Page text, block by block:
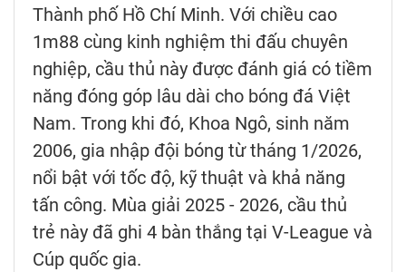
Thành phố Hồ Chí Minh. Với chiều cao
1m88 cùng kinh nghiệm thi đấu chuyên
nghiệp, cầu thủ này được đánh giá có tiềm
năng đóng góp lâu dài cho bóng đá Việt
Nam. Trong khi đó, Khoa Ngô, sinh năm
2006, gia nhập đội bóng từ tháng 1/2026,
nổi bật với tốc độ, kỹ thuật và khả năng
tấn công. Mùa giải 2025 - 2026, cầu thủ
trẻ này đã ghi 4 bàn thắng tại V-League và
Cúp quốc gia.